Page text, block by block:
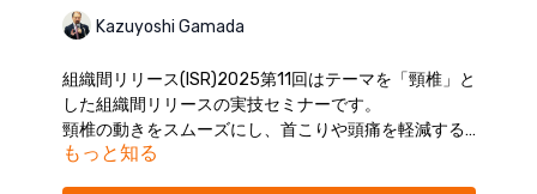
Kazuyoshi Gamada
組織間リリース(ISR)2025第11回はテーマを「頸椎」と
した組織間リリースの実技セミナーです。
頸椎の動きをスムーズにし、首こりや頭痛を軽減する
組織間リリース。実技で学び、確かな技術を手に入れ
もっと知る